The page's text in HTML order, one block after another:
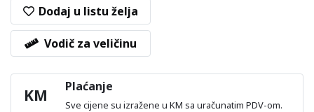
Dodaj u listu želja
Vodič za veličinu
KM Plaćanje
Sve cijene su izražene u KM sa uračunatim PDV-om.